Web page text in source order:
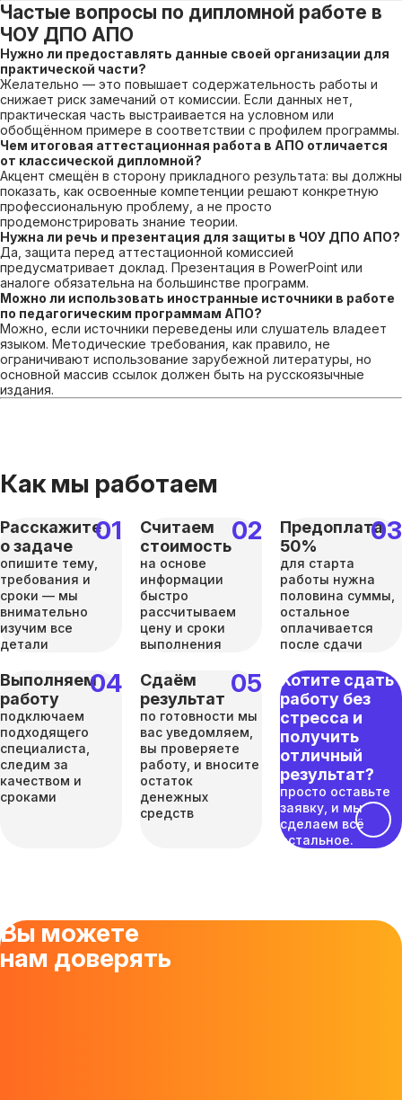
Частые вопросы по дипломной работе в
ЧОУ ДПО АПО
Нужно ли предоставлять данные своей организации для
практической части?
Желательно — это повышает содержательность работы и
снижает риск замечаний от комиссии. Если данных нет,
практическая часть выстраивается на условном или
обобщённом примере в соответствии с профилем программы.
Чем итоговая аттестационная работа в АПО отличается
от классической дипломной?
Акцент смещён в сторону прикладного результата: вы должны
показать, как освоенные компетенции решают конкретную
профессиональную проблему, а не просто
продемонстрировать знание теории.
Нужна ли речь и презентация для защиты в ЧОУ ДПО АПО?
Да, защита перед аттестационной комиссией
предусматривает доклад. Презентация в PowerPoint или
аналоге обязательна на большинстве программ.
Можно ли использовать иностранные источники в работе
по педагогическим программам АПО?
Можно, если источники переведены или слушатель владеет
языком. Методические требования, как правило, не
ограничивают использование зарубежной литературы, но
основной массив ссылок должен быть на русскоязычные
издания.
Как мы работаем
Расскажите
о задаче
опишите тему,
требования и
сроки — мы
внимательно
изучим все
детали
Считаем
стоимость
на основе
информации
быстро
рассчитываем
цену и сроки
выполнения
Предоплата
50%
для старта
работы нужна
половина суммы,
остальное
оплачивается
после сдачи
Выполняем
работу
подключаем
подходящего
специалиста,
следим за
качеством и
сроками
Сдаём
результат
по готовности мы
вас уведомляем,
вы проверяете
работу, и вносите
остаток
денежных
средств
Хотите сдать
работу без
стресса и
получить
отличный
результат?
просто оставьте
заявку, и мы
сделаем всё
остальное.
Вы можете
нам доверять